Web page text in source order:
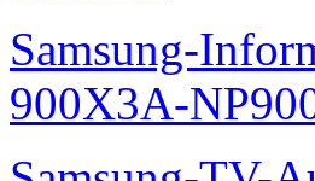
Samsung-
900X3A-